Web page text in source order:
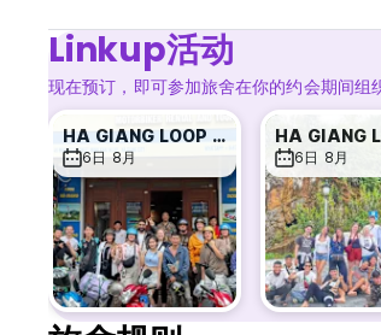
- 越南当地导游（越南导游）
- 摩托车/易于骑乘的摩托车
- 汽油+摩托车保险
- 早餐
-卢赫
- 晚餐
- 入住漂亮的寄宿家庭
- 全程喝水
- 享受当地美食和快乐水
- 所有参观门票
- 体验当地人的生活
- 周日享受当地市场
- 参观河江的一些特殊村庄
Linkup活动
现在预订，即可参加旅舍在你的约会期间组
HA GIANG LOOP TOUR 2 DAYS 1 NIGHT
6日 8月 6日 8月